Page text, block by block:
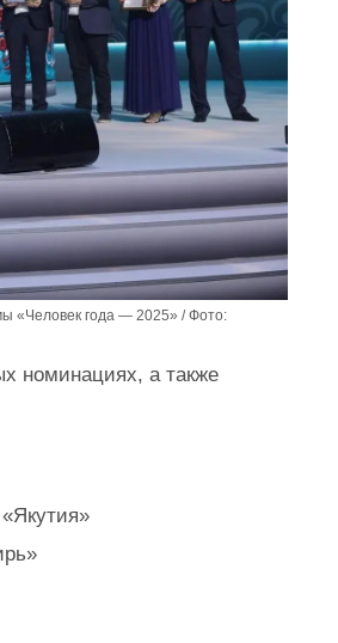
«Человек года — 2025» / Фото:
номинациях, а также